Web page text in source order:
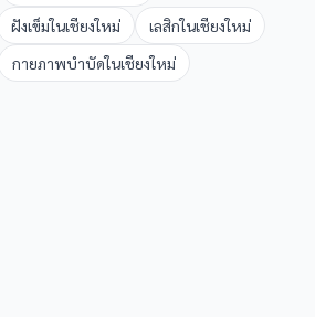
ฝังเข็มในเชียงใหม่ เลสิกในเชียงใหม่
กายภาพบำบัดในเชียงใหม่